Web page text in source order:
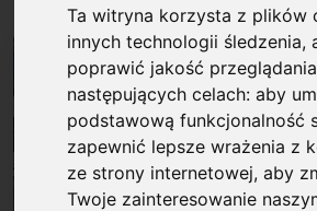
Ta witryna korzysta z plików
innych technologii śledzenia,
poprawić jakość
następujących celach:aby
podstawową funkcjonalność
zapewnić lepsze wrażenia z
ze strony internetowej,aby
Twoje zainteresowanie